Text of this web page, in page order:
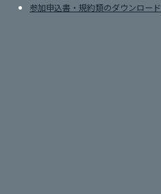
参加申込書・規約類のダウンロード